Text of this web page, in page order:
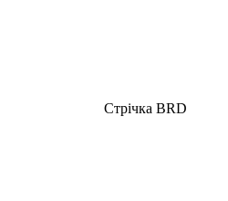
Стрічка BRD